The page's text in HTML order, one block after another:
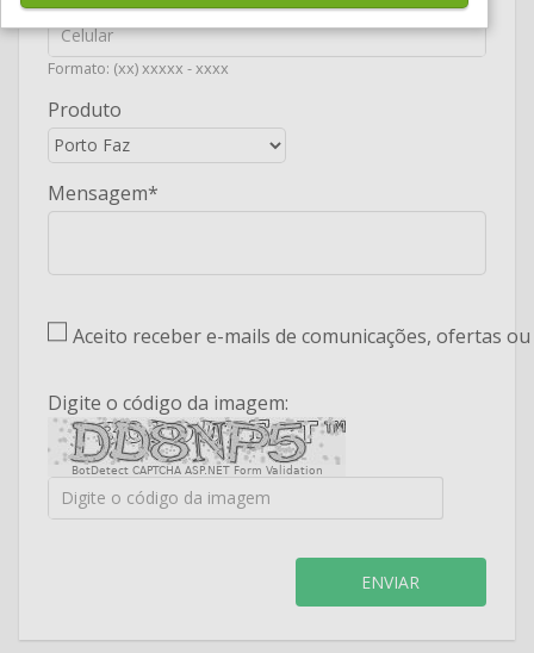
Formato: (xx) xxxxx - xxxx
Produto
Mensagem
Aceito receber e-mails de comunicações, ofertas
Digite o código da imagem:
BotDetect CAPTCHA ASP.NET Form Validation
ENVIAR